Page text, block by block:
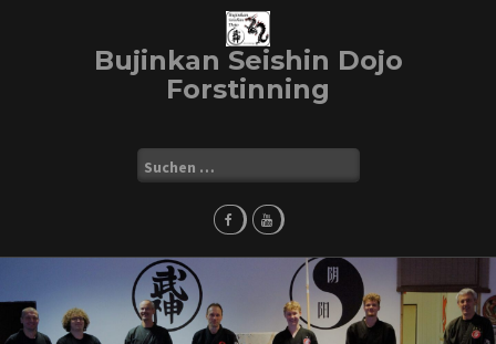
Bujinkan Seishin Dojo
Forstinning
Suchen
nach: